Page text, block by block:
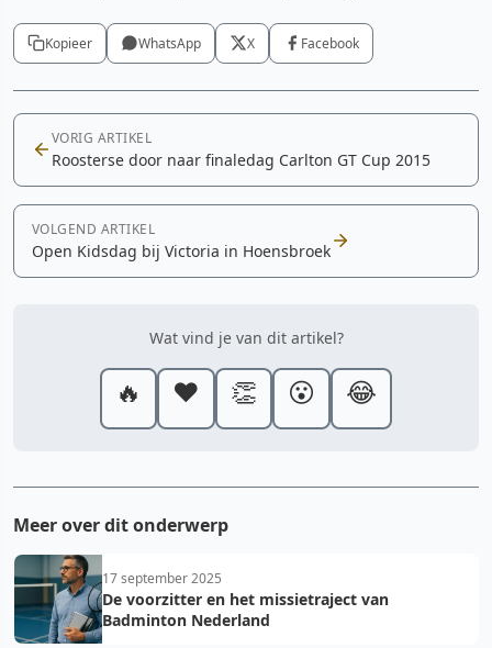
Kopieer WhatsApp X Facebook
VORIG ARTIKEL
Roosterse door naar finaledag Carlton GT Cup 2015
VOLGEND ARTIKEL
Open Kidsdag bij Victoria in Hoensbroek
Wat vind je van dit artikel?
🔥 ❤️ 👏 😮 😂
Meer over dit onderwerp
17 september 2025
De voorzitter en het missietraject van
Badminton Nederland